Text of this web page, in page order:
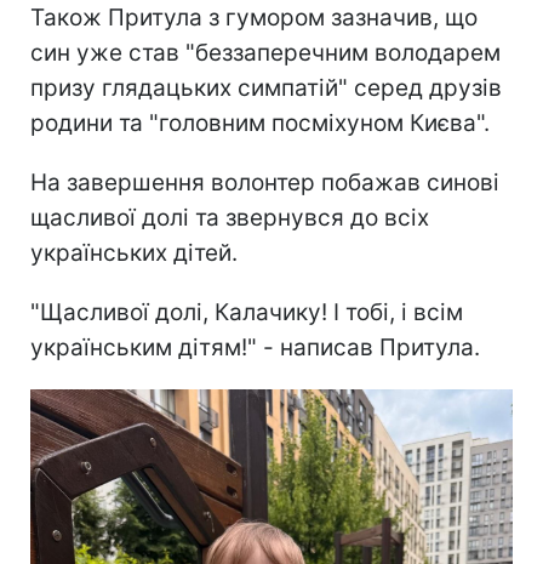
Також Притула з гумором зазначив, що
син уже став "беззаперечним володарем
призу глядацьких симпатій" серед друзів
родини та "головним посміхуном Києва".
На завершення волонтер побажав синові
щасливої долі та звернувся до всіх
українських дітей.
"Щасливої долі, Калачику! І тобі, і всім
українським дітям!" - написав Притула.